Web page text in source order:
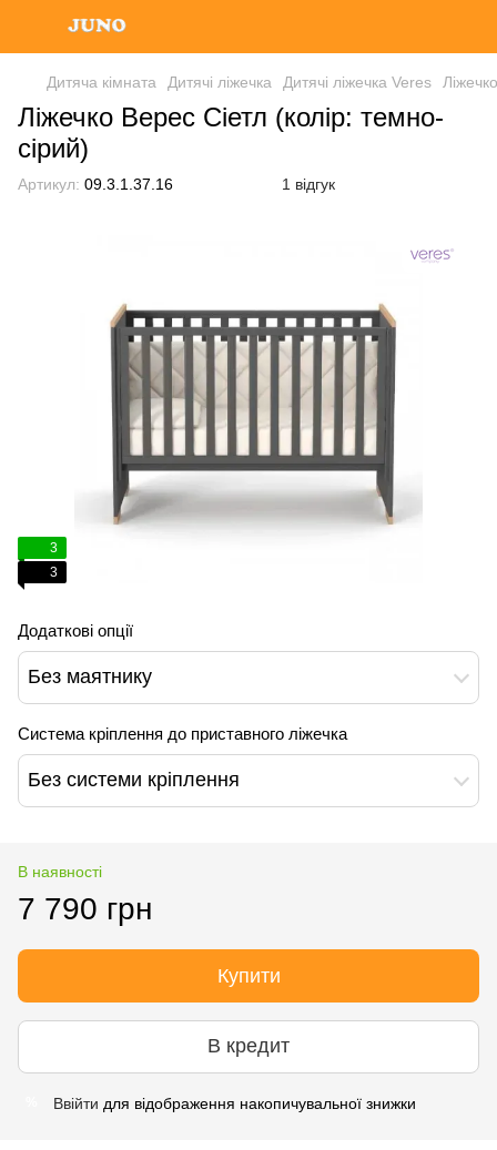
Дитяча кімната Дитячі ліжечка Дитячі ліжечка Veres
Ліжечко Верес Сіетл (колір: темно-
сірий)
Артикул: 09.3.1.37.16 1 відгук
3
3
Додаткові опції
Без маятнику
Система кріплення до приставного ліжечка
Без системи кріплення
В наявності
7 790 грн
Купити
В кредит
Ввійти для відображення накопичувальної знижки